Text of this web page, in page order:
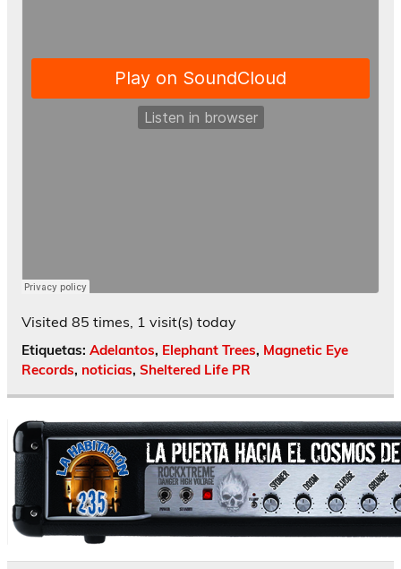
Visited 85 times, 1 visit(s) today
Etiquetas: Adelantos, Elephant Trees, Magnetic Eye
Records, noticias, Sheltered Life PR